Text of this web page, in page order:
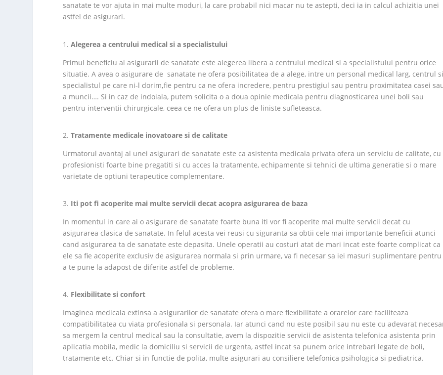
sanatate te vor ajuta in mai multe moduri, la care probabil nici macar nu te astepti, deci ia in calcul achizitia unei
astfel de asigurari.
Alegerea a centrului medical si a specialistului
Primul beneficiu al asigurarii de sanatate este alegerea libera a centrului medical si a specialistului pentru orice
situatie. A avea o asigurare de sanatate ne ofera posibilitatea de a alege, intre un personal medical larg, centrul
specialistul pe care ni-l dorim,fie pentru ca ne ofera incredere, pentru prestigiul sau pentru proximitatea casei
a muncii…. Si in caz de indoiala, putem solicita o a doua opinie medicala pentru diagnosticarea unei boli sau
pentru interventii chirurgicale, ceea ce ne ofera un plus de liniste sufleteasca.
Tratamente medicale inovatoare si de calitate
Urmatorul avantaj al unei asigurari de sanatate este ca asistenta medicala privata ofera un serviciu de calitate, cu
profesionisti foarte bine pregatiti si cu acces la tratamente, echipamente si tehnici de ultima generatie si o mare
varietate de optiuni terapeutice complementare.
Iti pot fi acoperite mai multe servicii decat acopra asigurarea de baza
In momentul in care ai o asigurare de sanatate foarte buna iti vor fi acoperite mai multe servicii decat cu
asigurarea clasica de sanatate. In felul acesta vei reusi cu siguranta sa obtii cele mai importante beneficii atunci
cand asigurarea ta de sanatate este depasita. Unele operatii au costuri atat de mari incat este foarte complicat ca
ele sa fie acoperite exclusiv de asigurarea normala si prin urmare, va fi necesar sa iei masuri suplimentare pentru
a te pune la adapost de diferite astfel de probleme.
Flexibilitate si confort
Imaginea medicala extinsa a asigurarilor de sanatate ofera o mare flexibilitate a orarelor care faciliteaza
compatibilitatea cu viata profesionala si personala. Iar atunci cand nu este posibil sau nu este cu adevarat
sa mergem la centrul medical sau la consultatie, avem la dispozitie servicii de asistenta telefonica asistenta prin
aplicatia mobila, medic la domiciliu si servicii de urgenta, astfel incat sa punem orice intrebari legate de boli,
tratamente etc. Chiar si in functie de polita, multe asigurari au consiliere telefonica psihologica si pediatrica.